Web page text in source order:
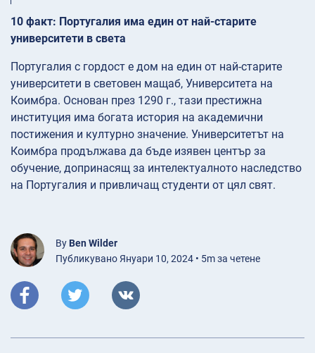
10 факт: Португалия има един от най-старите
университети в света
Португалия с гордост е дом на един от най-старите
университети в световен мащаб, Университета на
Коимбра. Основан през 1290 г., тази престижна
институция има богата история на академични
постижения и културно значение. Университетът на
Коимбра продължава да бъде изявен център за
обучение, допринасящ за интелектуалното наследство
на Португалия и привличащ студенти от цял свят.
By Ben Wilder
Публикувано Януари 10, 2024 • 5m за четене